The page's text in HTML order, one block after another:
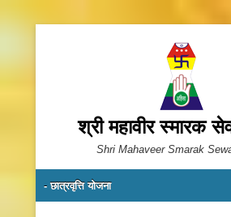
श्री महावीर स्मारक
Shri Mahaveer Smarak
Primary Menu
Skip to content
- छात्रवृत्ति योजना